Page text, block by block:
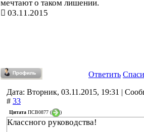
мечтают о таком лишении.
03.11.2015
Ответить
Дата: Вторник, 03.11.2015, 19:31 |
# 33
Цитата ПСВ0877 ( )
Классного руководства!